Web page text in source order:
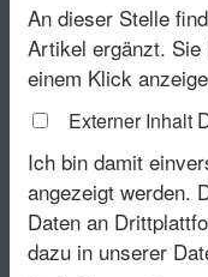
An dieser Stelle
Artikel ergänzt.
einem Klick
Externer Inhalt
Ich bin damit
angezeigt werden.
Daten an
dazu in unserer